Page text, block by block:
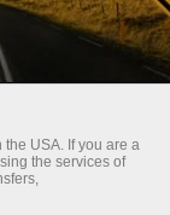
d’InstaTrade
depuis 2007, et
position forte,
informatique.
USA. If you are a
the services of